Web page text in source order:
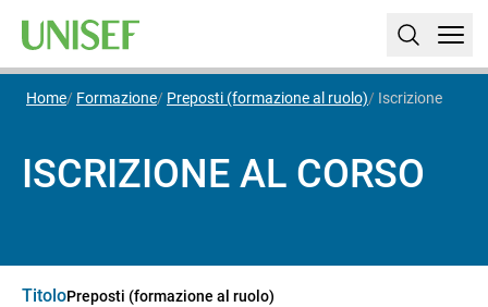
Home Formazione Preposti (formazione al ruolo) Iscrizione
ISCRIZIONE AL CORSO
TitoloPreposti (formazione al ruolo)